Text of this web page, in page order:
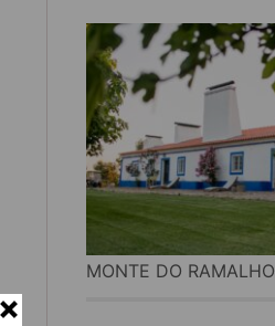
MONTE DO RAMALHO